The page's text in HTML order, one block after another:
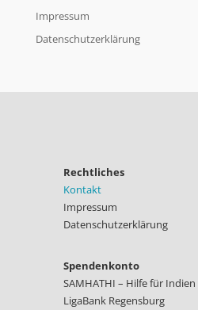
Impressum
Datenschutzerklärung
Rechtliches
Kontakt
Impressum
Datenschutzerklärung
Spendenkonto
SAMHATHI – Hilfe für Indien
LigaBank Regensburg